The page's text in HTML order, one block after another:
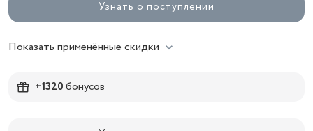
Узнать о поступлении
Показать применённые скидки
+1320бонусов